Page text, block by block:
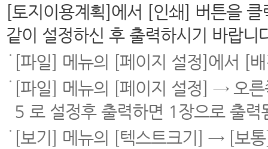
[토지이용계획]에서 [인쇄] 버튼을
같이 설정하신 후 출력하시기 바랍니
[파일] 메뉴의 [페이지 설정]에서 [
[파일] 메뉴의 [페이지 설정] → 오
5 로 설정후 출력하면 1장으로 출력
[보기] 메뉴의 [텍스트크기] → [보